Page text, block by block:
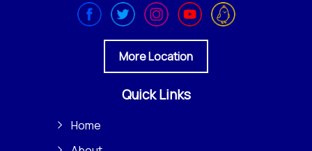
More Location
Quick Links
Home